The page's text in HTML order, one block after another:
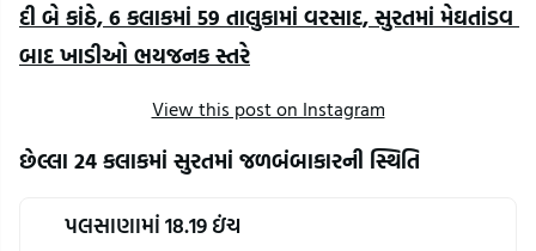
દી બે કાંઠે, 6 કલાકમાં 59 તાલુકામાં વરસાદ, સુરતમાં મેઘતાંડવ
બાદ ખાડીઓ ભયજનક સ્તરે
View this post on Instagram
છેલ્લા 24 કલાકમાં સુરતમાં જળબંબાકારની સ્થિતિ
પલસાણામાં 18.19 ઇંચ